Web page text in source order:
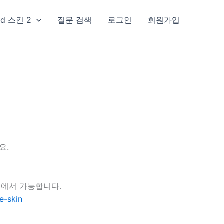
스킨 2 질문 검색 로그인 회원가입
.
서 가능합니다.
skin